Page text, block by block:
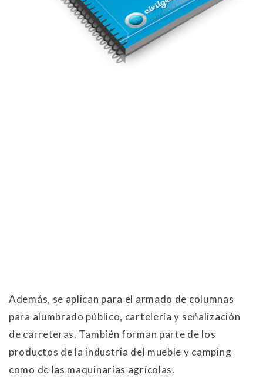
Además, se aplican para el armado de columnas
para alumbrado público, cartelería y seńalización
de carreteras. También forman parte de los
productos de la industria del mueble y camping
como de las maquinarias agrícolas.